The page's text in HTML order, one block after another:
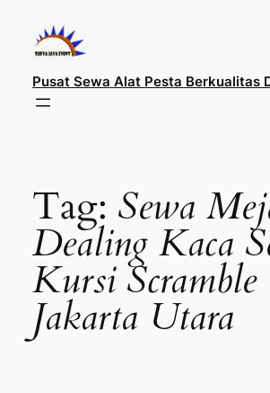
konten
Pusat Sewa Alat Pesta Berkualitas
Tag: Sewa
Dealing Kaca
Kursi Scramble
Jakarta Utara